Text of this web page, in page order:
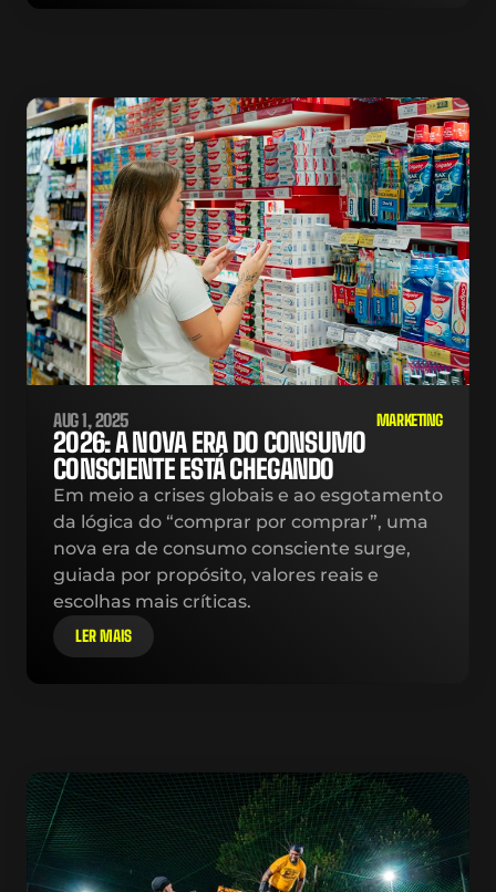
AUG 1, 2025 MARKETING
2026: A NOVA ERA DO CONSUMO
CONSCIENTE ESTÁ CHEGANDO
Em meio a crises globais e ao esgotamento
da lógica do “comprar por comprar”, uma
nova era de consumo consciente surge,
guiada por propósito, valores reais e
escolhas mais críticas.
LER MAIS